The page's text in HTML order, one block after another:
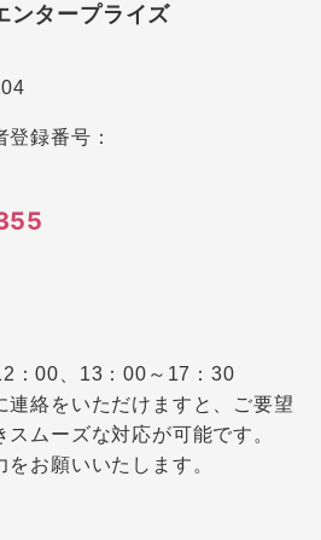
ンタープライズ
録番号：
：00、13：00～17：30
絡をいただけますと、ご要望
ムーズな対応が可能です。
お願いいたします。